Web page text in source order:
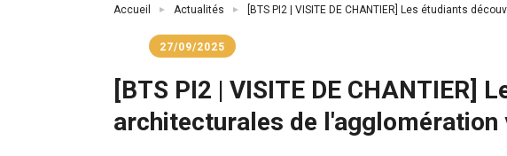
Fil
Accueil Actualités [BTS PI2 | VISITE DE CHANTIER] Les étudiants
27/09/2025
[BTS PI2 | VISITE DE
architecturales de l'agglomération